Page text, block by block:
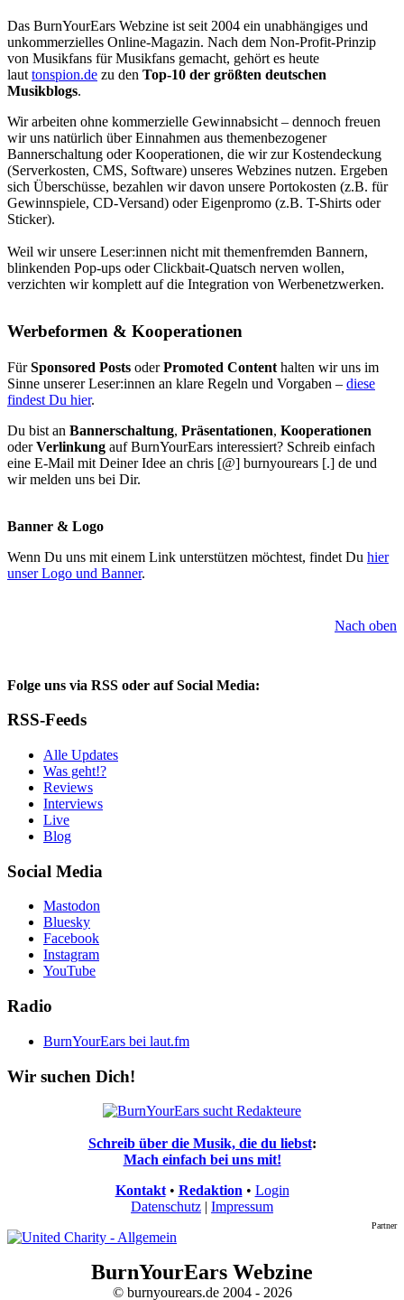
Das BurnYourEars Webzine ist seit 2004 ein unabhängiges und
unkommerzielles Online-Magazin. Nach dem Non-Profit-Prinzip
von Musikfans für Musikfans gemacht, gehört es heute
laut tonspion.de zu den Top-10 der größten deutschen
Musikblogs.
Wir arbeiten ohne kommerzielle Gewinnabsicht – dennoch freuen
wir uns natürlich über Einnahmen aus themenbezogener
Bannerschaltung oder Kooperationen, die wir zur Kostendeckung
(Serverkosten, CMS, Software) unseres Webzines nutzen. Ergeben
sich Überschüsse, bezahlen wir davon unsere Portokosten (z.B. für
Gewinnspiele, CD-Versand) oder Eigenpromo (z.B. T-Shirts oder
Sticker).
Weil wir unsere Leser:innen nicht mit themenfremden Bannern,
blinkenden Pop-ups oder Clickbait-Quatsch nerven wollen,
verzichten wir komplett auf die Integration von Werbenetzwerken.
Werbeformen & Kooperationen
FürSponsored Posts oderPromoted Content halten wir uns im
Sinne unserer Leser:innen an klare Regeln und Vorgaben – diese
findest Du hier.
Du bist an Bannerschaltung, Präsentationen, Kooperationen
oderVerlinkung auf BurnYourEars interessiert? Schreib einfach
eine E-Mail mit Deiner Idee an chris [@] burnyourears [.] de und
wir melden uns bei Dir.
Banner & Logo
Wenn Du uns mit einem Link unterstützen möchtest, findet Du hier
unser Logo und Banner.
Nach oben
Folge uns via RSS oder auf Social Media:
RSS-Feeds
Alle Updates
Was geht!?
Reviews
Interviews
Live
Blog
Social Media
Mastodon
Bluesky
Facebook
Instagram
YouTube
Radio
BurnYourEars bei laut.fm
Wir suchen Dich!
Schreib über die Musik, die du liebst:
Mach einfach bei uns mit!
Kontakt• Redaktion • Login
Datenschutz | Impressum
Partner
BurnYourEars Webzine
© burnyourears.de 2004 - 2026